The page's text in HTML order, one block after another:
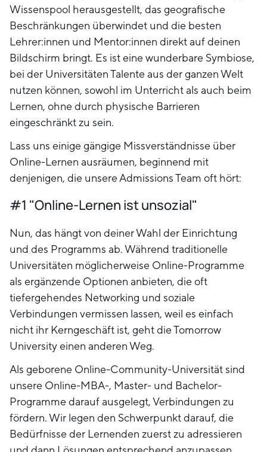
Wissenspool herausgestellt, das geografische
Beschränkungen überwindet und die besten
Lehrer:innen und Mentor:innen direkt auf deinen
Bildschirm bringt. Es ist eine wunderbare Symbiose,
bei der Universitäten Talente aus der ganzen Welt
nutzen können, sowohl im Unterricht als auch beim
Lernen, ohne durch physische Barrieren
eingeschränkt zu sein.
Lass uns einige gängige Missverständnisse über
Online-Lernen ausräumen, beginnend mit
denjenigen, die unsere Admissions Team oft hört:
#1 "Online-Lernen ist unsozial"
Nun, das hängt von deiner Wahl der Einrichtung
und des Programms ab. Während traditionelle
Universitäten möglicherweise Online-Programme
als ergänzende Optionen anbieten, die oft
tiefergehendes Networking und soziale
Verbindungen vermissen lassen, weil es einfach
nicht ihr Kerngeschäft ist, geht die Tomorrow
University einen anderen Weg.
Als geborene Online-Community-Universität sind
unsere Online-MBA-, Master- und Bachelor-
Programme darauf ausgelegt, Verbindungen zu
fördern. Wir legen den Schwerpunkt darauf, die
Bedürfnisse der Lernenden zuerst zu adressieren